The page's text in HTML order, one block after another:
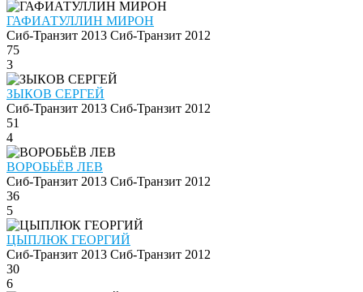
ГАФИАТУЛЛИН МИРОН
Сиб-Транзит 2013 Сиб-Транзит 2012
75
3
ЗЫКОВ СЕРГЕЙ
Сиб-Транзит 2013 Сиб-Транзит 2012
51
4
ВОРОБЬЁВ ЛЕВ
Сиб-Транзит 2013 Сиб-Транзит 2012
36
5
ЦЫПЛЮК ГЕОРГИЙ
Сиб-Транзит 2013 Сиб-Транзит 2012
30
6